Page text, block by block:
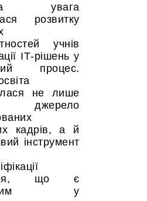
увага
розвитку
учнів
ІТ-рішень у
процес.
не лише
кадрів, а й
інструмент
що є
у